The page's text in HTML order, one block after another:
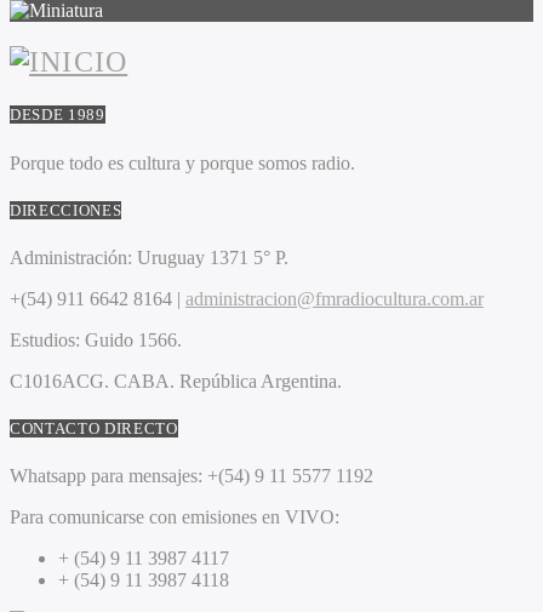
DESDE 1989
Porque todo es cultura y porque somos radio.
DIRECCIONES
Administración: Uruguay 1371 5° P.
+(54) 911 6642 8164 | administracion@fmradiocultura.com.ar
Estudios: Guido 1566.
C1016ACG. CABA. República Argentina.
CONTACTO DIRECTO
Whatsapp para mensajes: +(54) 9 11 5577 1192
Para comunicarse con emisiones en VIVO:
+ (54) 9 11 3987 4117
+ (54) 9 11 3987 4118